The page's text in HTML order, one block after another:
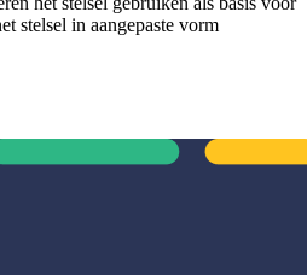
stelsel in aangepaste vorm